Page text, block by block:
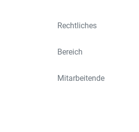
Rechtliches
Bereich
Mitarbeitende